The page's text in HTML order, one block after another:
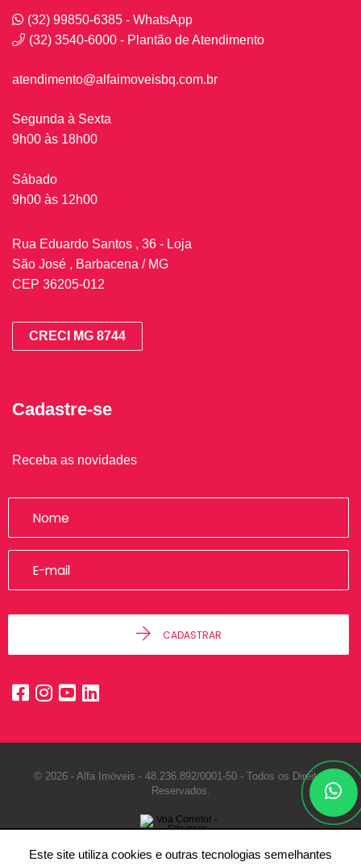
(32) 99850-6385 - WhatsApp
(32) 3540-6000 - Plantão de Atendimento
atendimento@alfaimoveisbq.com.br
Segunda à Sexta
9h00 às 18h00
Sábado
9h00 às 12h00
Rua Eduardo Santos , 36 - Loja
São José , Barbacena / MG
CEP 36205-012
CRECI MG 8744
Cadastre-se
Receba as novidades
CADASTRAR
© 2026 - Alfa Imóveis - 48.236.892/0001-50 - Todos os Direitos
Reservados.
Este site utiliza cookies e outras tecnologias semelhantes